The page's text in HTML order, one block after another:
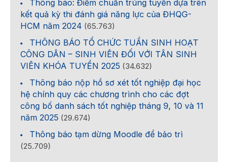
Thông báo: Điểm chuẩn trúng tuyển dựa trên
kết quả kỳ thi đánh giá năng lực của ĐHQG-
HCM năm 2024 (65.763)
THÔNG BÁO TỔ CHỨC TUẦN SINH HOẠT
CÔNG DÂN – SINH VIÊN ĐỐI VỚI TÂN SINH
VIÊN KHÓA TUYỂN 2025 (34.632)
Thông báo nộp hồ sơ xét tốt nghiệp đại học
hệ chính quy các chương trình cho các đợt
công bố danh sách tốt nghiệp tháng 9, 10 và 11
năm 2025 (29.674)
Thông báo tạm dừng Moodle để bảo trì
(25.709)